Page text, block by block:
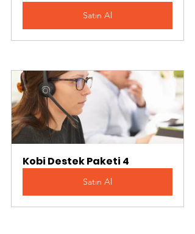
Satın Al
Kobi Destek Paketi 4
Satın Al